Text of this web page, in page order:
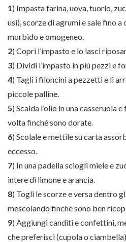
1) Impasta farina, uova, tuorlo,
usi), scorze di agrumi e sale fino
morbido e omogeneo.
2) Copri l’impasto e lo lasci
3) Dividi l’impasto in più pezzi e
4) Tagli i filoncini a pezzetti e li
piccole palline.
5) Scalda l’olio in una casseruola
volta finché sono dorate.
6) Scolale e mettile su carta
eccesso.
7) In una padella sciogli miele e
intere di limone e arancia.
8) Togli le scorze e versa dentro
mescolando finché sono ben
9) Aggiungi canditi e confettini,
che preferisci (cupola o